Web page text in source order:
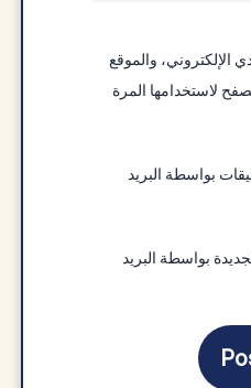
والموقع
لاستخدامها المرة
بواسطة البريد
بواسطة البريد